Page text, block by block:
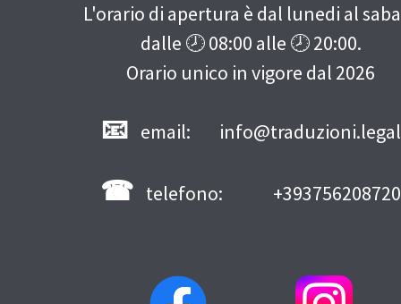
L'orario di apertura è dal lunedi al
dalle 🕗08:00 alle 🕗20:00.
Orario unico in vigore dal 2026
📧 email: info@traduzioni.legal
☎ telefono: +393756208720